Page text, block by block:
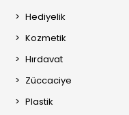
Hediyelik
Kozmetik
Hırdavat
Züccaciye
Plastik